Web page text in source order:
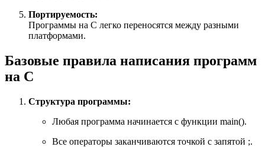
Портируемость:
Программы на С легко переносятся между разными
платформами.
Базовые правила написания программ
на С
Структура программы:
Любая программа начинается с функции main().
Все операторы заканчиваются точкой с запятой ;.